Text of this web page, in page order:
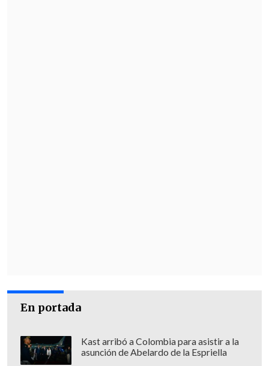
En portada
Kast arribó a Colombia para asistir a la
asunción de Abelardo de la Espriella